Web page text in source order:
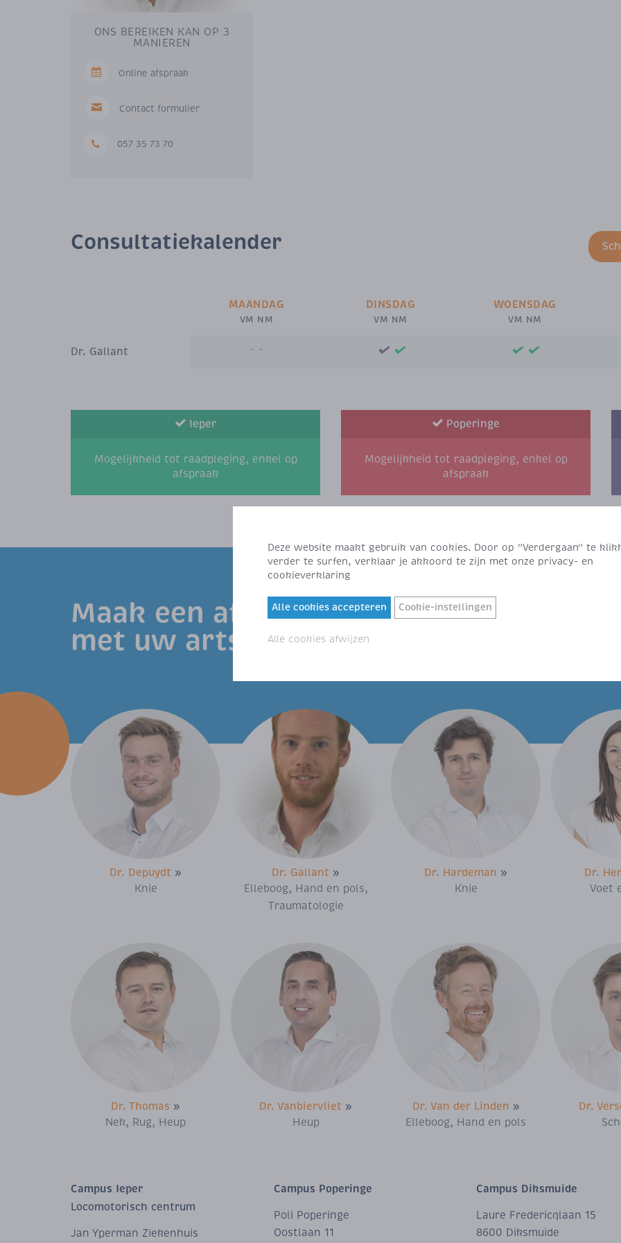
ONS BEREIKEN KAN OP 3
MANIEREN
Online afspraak
Contact formulier
057 35 73 70
Consultatiekalender
MAANDAG
VM NM
DINSDAG
VM NM
WOENSDAG
VM NM
Dr. Gallant
Ieper
Mogelijkheid tot raadpleging, enkel op
afspraak
Poperinge
Mogelijkheid tot raadpleging, enkel op
afspraak
Maak een afspraak
met uw arts
De dienst omvat 11 chirurgen en
doorgedreven samenwerking
anderzijds aan de patienten een
elk specifiek probleem van het
Dr. Depuydt »
Knie
Dr. Gallant »
Elleboog, Hand en pols,
Traumatologie
Dr. Hardeman »
Knie
Dr.
Voet
Dr. Thomas »
Nek, Rug, Heup
Dr. Vanbiervliet »
Heup
Dr. Van der Linden »
Elleboog, Hand en pols
Dr.
Campus Ieper
Locomotorisch centrum
Jan Yperman Ziekenhuis
Campus Poperinge
Poli Poperinge
Oostlaan 11
Campus Diksmuide
Laure Fredericqlaan 15
8600 Diksmuide
Deze website maakt gebruik van cookies. Door op "Verdergaan" te
verder te surfen, verklaar je akkoord te zijn met onze privacy- en
cookieverklaring
Alle cookies accepteren Cookie-instellingen
Alle cookies afwijzen